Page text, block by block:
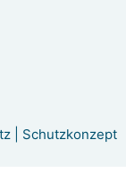
Schutzkonzept